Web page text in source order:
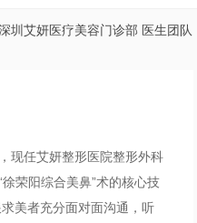
圳艾妍医疗美容门诊部 医生团队
现任艾妍整形医院整形外科
荣阳综合美鼻”术的核心技
美者充分面对面沟通，听